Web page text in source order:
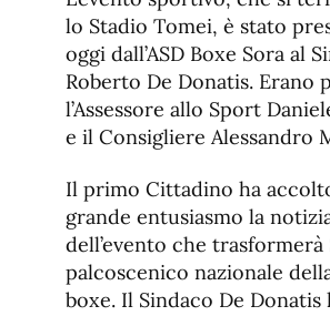
lo Stadio Tomei, è stato
oggi dall’ASD Boxe Sora al
Roberto De Donatis. Erano
l’Assessore allo Sport
e il Consigliere Alessandro
Il primo Cittadino ha
grande entusiasmo la
dell’evento che trasformerà
palcoscenico nazionale
boxe. Il Sindaco De Donatis